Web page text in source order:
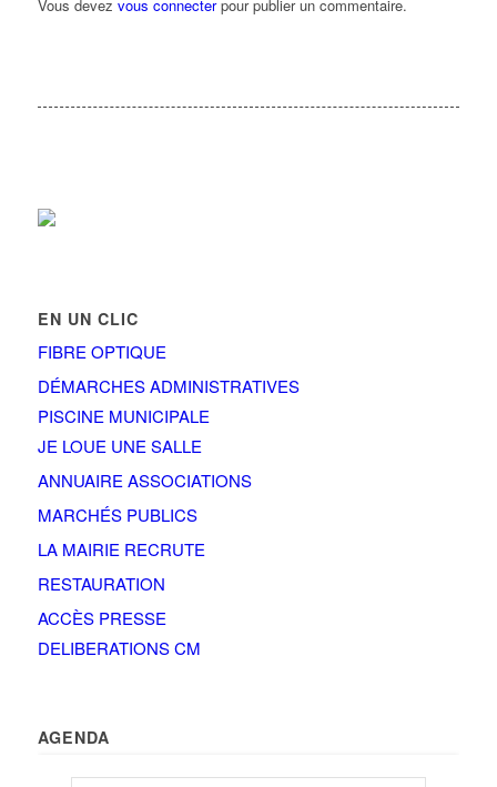
Vous devez vous connecterpour publier un commentaire.
EN UN CLIC
FIBRE OPTIQUE
DÉMARCHES ADMINISTRATIVES
PISCINE MUNICIPALE
JE LOUE UNE SALLE
ANNUAIRE ASSOCIATIONS
MARCHÉS PUBLICS
LA MAIRIE RECRUTE
RESTAURATION
ACCÈS PRESSE
DELIBERATIONS CM
AGENDA